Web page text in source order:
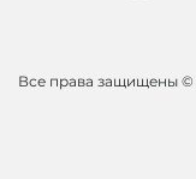
Все права защищены ©